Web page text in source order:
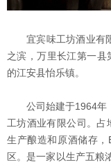
宜宾味工坊酒业有
之滨，万里长江第一县
的江安县怡乐镇。
公司始建于1964年
工坊酒业有限公司。占
生产酿造和原酒储存
区。是一家以生产五粮